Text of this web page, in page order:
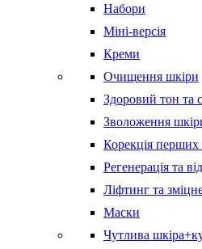
Набори
Міні-версія
Креми
Очищення шкіри
Здоровий тон та
Зволоження
Корекція перших
Регенерація та
Ліфтинг та
Маски
Чутлива